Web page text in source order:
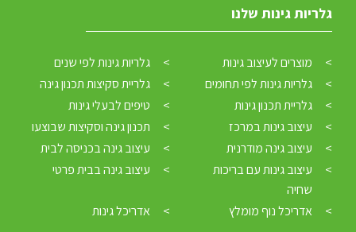
השטח מתחת לסיגליות האוסטרליות מיועד לערסל מקיר לקיר לקוחותי ישימו
בעיצוב גינות, אנו מקפידים על קומפוזיציות יפות של צמחים ואלמנטיים
גלריות גינות שלנו
מוצרים לעיצוב גינות
גלריות גינות לפי שנים
גלריות גינות לפי תחומים
גלריית סקיצות תכנון גינה
גלריית תכנון גינות
טיפים לבעלי גינות
עיצוב גינות במרכז
תכנון גינה וסקיצות שבוצעו
עיצוב גינה מודרנית
עיצוב גינה בכניסה לבית
עיצוב גינות עם בריכות
שחיה
עיצוב גינה בבית פרטי
אדריכל נוף מומלץ אדריכל גינות